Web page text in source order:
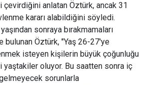
anlatan Öztürk, ancak 31
kararı alabildiğini söyledi.
sonraya bırakmamaları
bulunan Öztürk, "Yaş 26-27'ye
isteyen kişilerin büyük çoğunluğu
yaştakiler oluyor. Bu saatten sonra iç
sorunlarla